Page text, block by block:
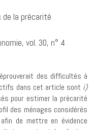
de la précarité
vol. 30, n° 4
des difficultés à
dans cet article sont i)
pour estimer la précarité
des ménages considérés
de mettre en évidence